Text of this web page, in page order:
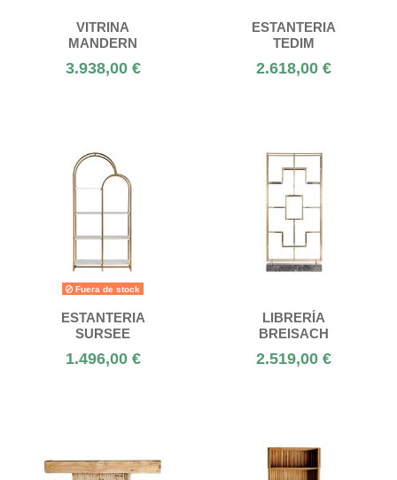
VITRINA
MANDERN
3.938,00 €
ESTANTERIA
TEDIM
2.618,00 €
Fuera de stock
ESTANTERIA
SURSEE
1.496,00 €
LIBRERÍA
BREISACH
2.519,00 €